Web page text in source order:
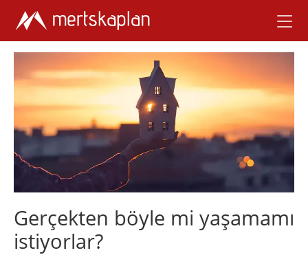
Gerçekten böyle mi yaşamamı
istiyorlar?